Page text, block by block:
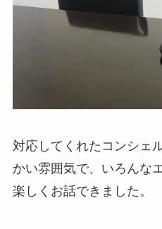
対応してくれたコンシェ
かい雰囲気で、いろんな
楽しくお話できました。